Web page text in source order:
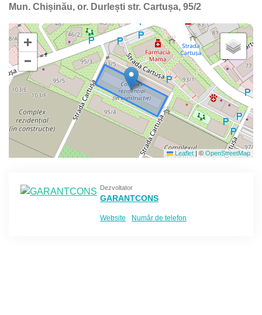
Mun. Chișinău, or. Durlești str. Cartușa, 95/2
+
−
Leaflet | © OpenStreetMap
Dezvoltator
GARANTCONS
Website Număr de telefon